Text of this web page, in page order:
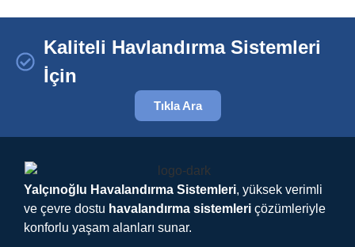
Kaliteli Havlandırma Sistemleri
İçin
Tıkla Ara
Yalçınoğlu Havalandırma Sistemleri, yüksek verimli
ve çevre dostu havalandırma sistemleri çözümleriyle
konforlu yaşam alanları sunar.